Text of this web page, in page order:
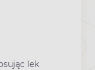
lek